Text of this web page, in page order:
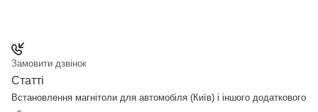
Замовити дзвінок
Статті
Встановлення магнітоли для автомобіля (Київ) і іншого додаткового